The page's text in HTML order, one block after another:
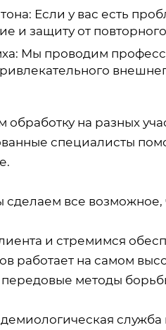
Если у вас есть
и защиту от
Мы проводим
на разных
специалисты
все
и стремимся
работает на самом
методы
служба